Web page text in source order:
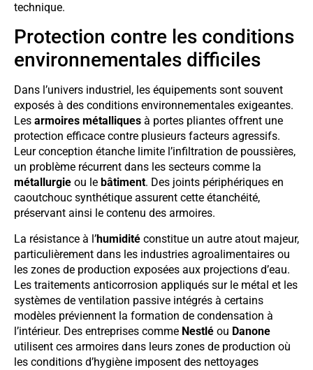
technique.
Protection contre les conditions
environnementales difficiles
Dans l’univers industriel, les équipements sont souvent
exposés à des conditions environnementales exigeantes.
Les armoires métalliques à portes pliantes offrent une
protection efficace contre plusieurs facteurs agressifs.
Leur conception étanche limite l’infiltration de poussières,
un problème récurrent dans les secteurs comme la
métallurgie ou le bâtiment. Des joints périphériques en
caoutchouc synthétique assurent cette étanchéité,
préservant ainsi le contenu des armoires.
La résistance à l’humidité constitue un autre atout majeur,
particulièrement dans les industries agroalimentaires ou
les zones de production exposées aux projections d’eau.
Les traitements anticorrosion appliqués sur le métal et les
systèmes de ventilation passive intégrés à certains
modèles préviennent la formation de condensation à
l’intérieur. Des entreprises comme Nestlé ou Danone
utilisent ces armoires dans leurs zones de production où
les conditions d’hygiène imposent des nettoyages